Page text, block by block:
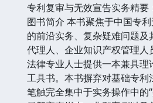
专利复审与无效宣告实务精
图书简介 本书聚焦于中国专
的前沿实务、复杂疑难问题
代理人、企业知识产权管理
法律专业人士提供一本兼具
工具书。本书摒弃对基础专
笔触完全集中于实务操作中的